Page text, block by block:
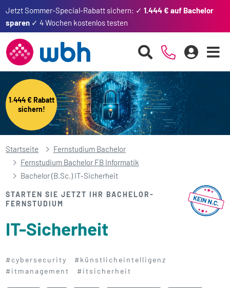
Jetzt Sommer-Special-Rabatt sichern: ✓1.444 € auf Bachelor
sparen ✓ 4 Wochen kostenlos testen
1.444 € Rabatt
sichern!
Startseite
Fernstudium Bachelor
Fernstudium Bachelor FB Informatik
Bachelor (B.Sc.) IT-Sicherheit
STARTEN SIE JETZT IHR BACHELOR-
FERNSTUDIUM
IT-Sicherheit
#cybersecurity
#künstlicheintelligenz
#itmanagement
#itsicherheit